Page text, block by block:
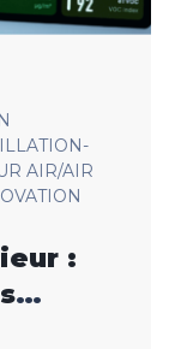
AIR/AIR
: